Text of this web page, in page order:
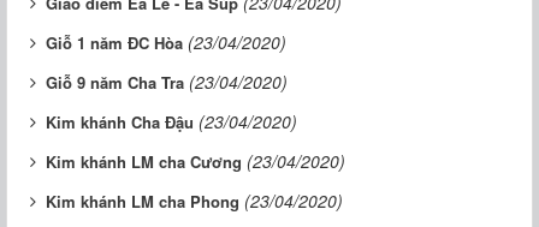
Giỗ 1 năm ĐC Hòa (23/04/2020)
Giỗ 9 năm Cha Tra (23/04/2020)
Kim khánh Cha Đậu (23/04/2020)
Kim khánh LM cha Cương (23/04/2020)
Kim khánh LM cha Phong (23/04/2020)